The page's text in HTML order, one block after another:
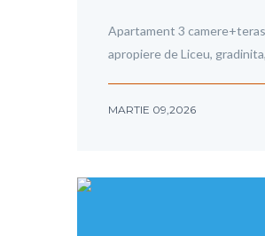
Apartament 3
apropiere de Liceu,
MARTIE 09,2026